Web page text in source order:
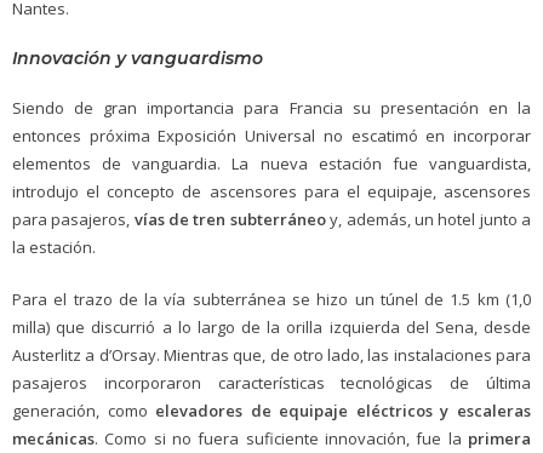
Nantes.
Innovación y vanguardismo
Siendo de gran importancia para Francia su presentación en la
entonces próxima Exposición Universal no escatimó en incorporar
elementos de vanguardia. La nueva estación fue vanguardista,
introdujo el concepto de ascensores para el equipaje, ascensores
para pasajeros, vías de tren subterráneoy, además, un hotel junto a
la estación.
Para el trazo de la vía subterránea se hizo un túnel de 1.5 km (1,0
milla) que discurrió a lo largo de la orilla izquierda del Sena, desde
Austerlitz a d’Orsay. Mientras que, de otro lado, las instalaciones para
pasajeros incorporaron características tecnológicas de última
generación, como elevadores de equipaje eléctricos y escaleras
mecánicas. Como si no fuera suficiente innovación, fue la primera